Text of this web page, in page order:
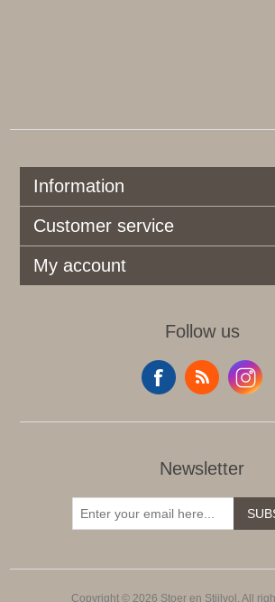
Information
Customer service
My account
Follow us
Newsletter
Copyright © 2026 Stoer en Stijlvol. All